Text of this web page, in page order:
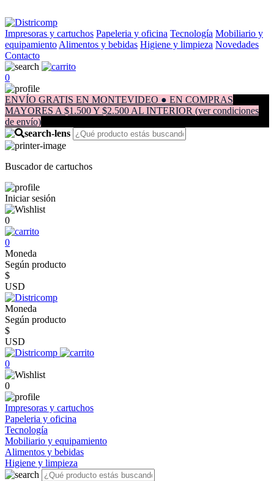
Impresoras y cartuchos Papeleria y oficina Tecnología Mobiliario y
equipamiento Alimentos y bebidas Higiene y limpieza Novedades
Contacto
0
ENVÍO GRATIS EN MONTEVIDEO ● EN COMPRAS
MAYORES A $1.500 Y $2.500 AL INTERIOR (ver condiciones
de envío)
Buscador de cartuchos
Iniciar sesión
0
0
Moneda
Según producto
$
USD
Moneda
Según producto
$
USD
0
0
Impresoras y cartuchos
Papeleria y oficina
Tecnología
Mobiliario y equipamiento
Alimentos y bebidas
Higiene y limpieza